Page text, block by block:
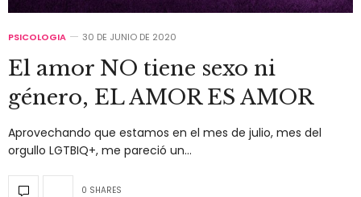
PSICOLOGIA 30 DE JUNIO DE 2020
El amor NO tiene sexo ni
género, EL AMOR ES AMOR
Aprovechando que estamos en el mes de julio, mes del
orgullo LGTBIQ+, me pareció un…
0 SHARES